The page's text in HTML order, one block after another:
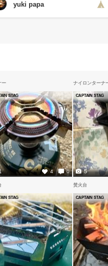
yuki papa
ー
STAG
4 0
ナイロンターナ
CAPTAIN STAG
5
STAG
焚火台
CAPTAIN STAG